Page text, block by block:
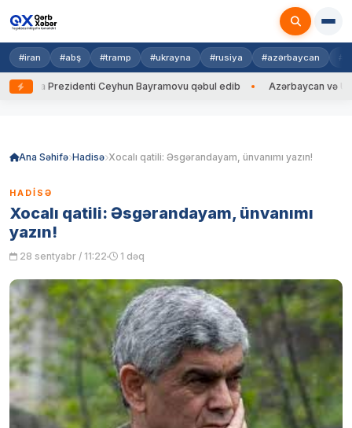
#iran #abş #tramp #ukrayna #rusiya #azərbaycan
Prezidenti Ceyhun Bayramovu qəbul edib Azərbaycan və
Ana Səhifə Hadisə Xocalı qatili: Əsgərandayam, ünvanımı yazın!
HADISƏ
Xocalı qatili: Əsgərandayam, ünvanımı
yazın!
28 sentyabr / 11:22 1 dəq